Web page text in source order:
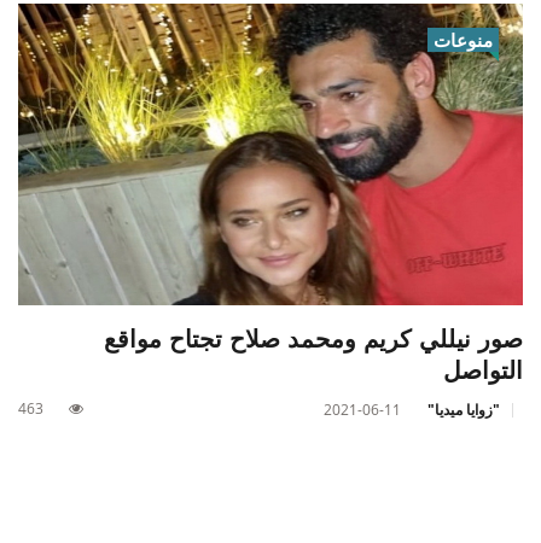
منوعات
صور نيللي كريم ومحمد صلاح تجتاح مواقع
التواصل
"زوايا ميديا" 2021-06-11
463